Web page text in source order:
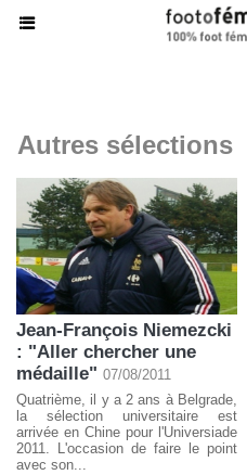
Autres sélections
Jean-François Niemezcki
: "Aller chercher une
médaille" 07/08/2011
Quatrième, il y a 2 ans à Belgrade,
la sélection universitaire est
arrivée en Chine pour l'Universiade
2011. L'occasion de faire le point
avec son...